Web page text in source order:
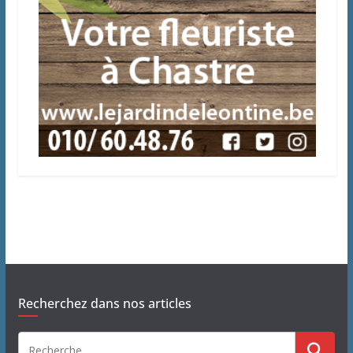
Recherchez dans nos articles